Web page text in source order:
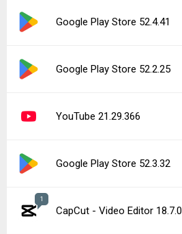
Google Play Store 52.4.41
Google Play Store 52.2.25
YouTube 21.29.366
Google Play Store 52.3.32
1
CapCut - Video Editor 18.7.0